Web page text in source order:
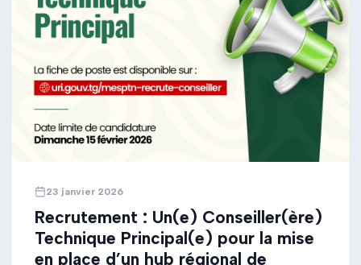
23 janvier 2026
Recrutement : Un(e) Conseiller(ère)
Technique Principal(e) pour la mise
en place d’un hub régional de